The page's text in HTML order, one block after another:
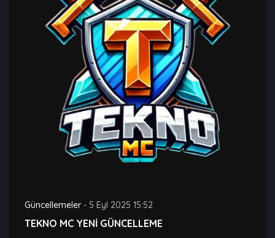
Güncellemeler - 5 Eyl 2025 15:52
TEKNO MC YENİ GÜNCELLEME